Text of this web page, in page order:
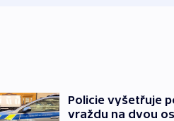
Policie vyšetřuje
vraždu na dvou